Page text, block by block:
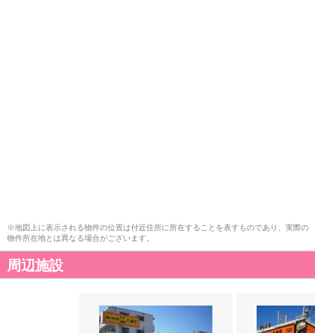
※地図上に表示される物件の位置は付近住所に所在することを表すものであり、実際の
物件所在地とは異なる場合がございます。
周辺施設